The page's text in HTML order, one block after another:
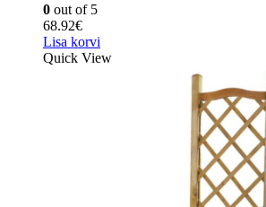
0 out of 5
68.92€
Lisa korvi
Quick View